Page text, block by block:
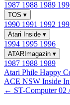
1987 1988 1989
TOS ▾
1990 1991 1992
Atari Inside ▾
1994 1995 1996
ATARImagazin ▾
1987 1988 1989
Atari Phile Happy
ACE NSW Inside
← ST-Computer 02